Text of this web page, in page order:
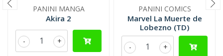
PANINI MANGA
Akira 2
+
-
PANINI COMICS
Marvel La Muerte de
Lobezno (TD)
+
-